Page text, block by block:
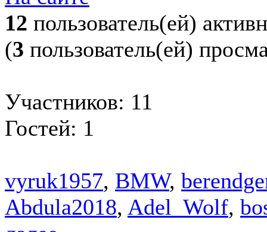
12 пользователь(ей)
(3 пользователь(ей)
Участников: 11
Гостей: 1
vyruk1957, BMW,
Abdula2018, Adel_Wolf,